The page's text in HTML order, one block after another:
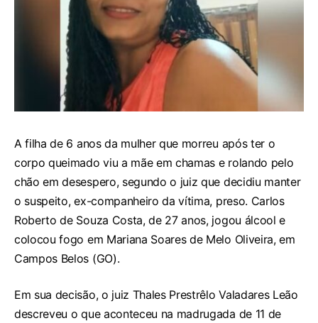
A filha de 6 anos da mulher que morreu após ter o
corpo queimado viu a mãe em chamas e rolando pelo
chão em desespero, segundo o juiz que decidiu manter
o suspeito, ex-companheiro da vítima, preso. Carlos
Roberto de Souza Costa, de 27 anos, jogou álcool e
colocou fogo em Mariana Soares de Melo Oliveira, em
Campos Belos (GO).
Em sua decisão, o juiz Thales Prestrêlo Valadares Leão
descreveu o que aconteceu na madrugada de 11 de